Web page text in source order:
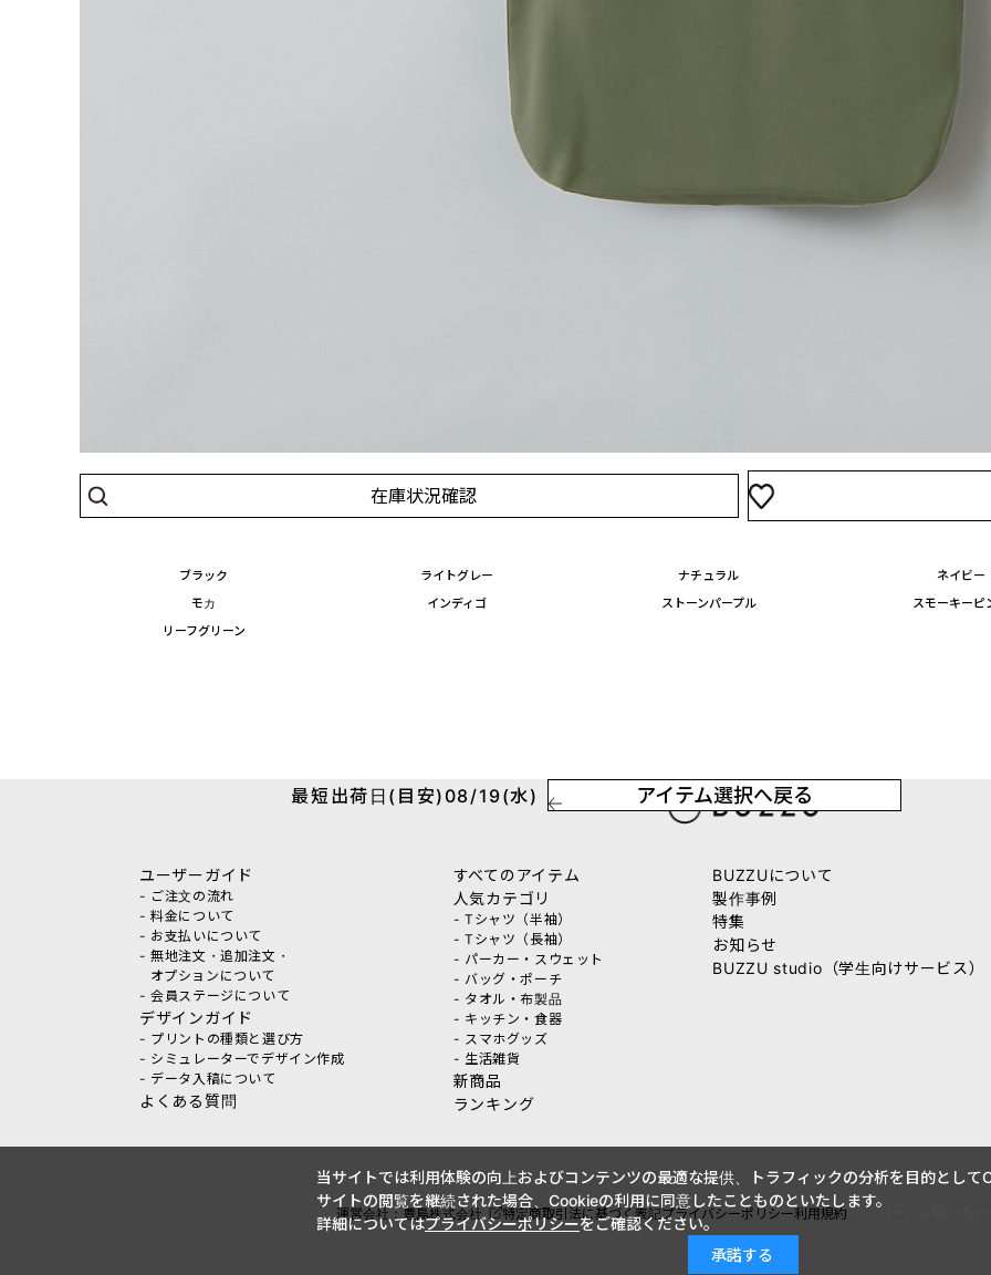
在庫状況確認
ブラック ライトグレー ナチュラル
ネイビー
モカ
インディゴ ストーンパープル
スモーキーピ
リーフグリーン
最短出荷日(目安)08/19(水) アイテム選択へ戻る
ユーザーガイド
- ご注文の流れ
- 料金について
- お支払いについて
- 無地注文・追加注文・
オプションについて
- 会員ステージについて
デザインガイド
- プリントの種類と選び方
- シミュレーターでデザイン作成
- データ入稿について
よくある質問
すべてのアイテム
人気カテゴリ
- Tシャツ（半袖）
- Tシャツ（長袖）
- パーカー・スウェット
- バッグ・ポーチ
- タオル・布製品
- キッチン・食器
- スマホグッズ
- 生活雑貨
新商品
ランキング
BUZZUについて
製作事例
特集
お知らせ
BUZZU studio（学生向けサービス）
運営会社：豊島株式会社 特定商取引法に基づく表記プライバシーポリシー利用規約
当サイトでは利用体験の向上およびコンテンツの最適な提供、トラフィックの分析を目的として
サイトの閲覧を継続された場合、Cookieの利用に同意したことものといたします。
詳細についてはプライバシーポリシーをご確認ください。
承諾する